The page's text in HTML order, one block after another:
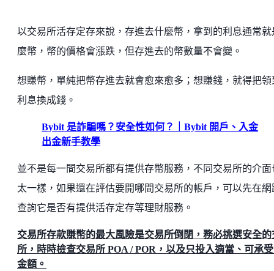
以交易所活存定存來說，存進去什麼幣，拿到的利息通常就
麼幣，幣的價格會漲跌，但存進去的幣數量不會變。
想賺幣，單純把幣存進去就會愈來愈多；想賺錢，就得把領
利息換成錢。
Bybit 是詐騙嗎？安全性如何？｜Bybit 開戶、入金
出金新手教學
並不是每一間交易所都有提供存幣服務，不同交易所的介面
太一樣，如果還在評估要開哪間交易所的帳戶，可以先在網
查詢它是否有提供活存定存等理財服務。
交易所存款賺幣的最大風險是交易所倒閉，務必挑選安全的
所，時時檢查交易所 POA / POR，以及只投入適當、可承
金額。